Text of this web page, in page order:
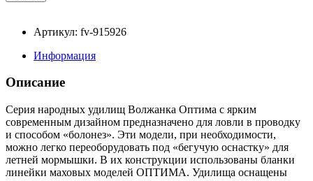
Артикул: fv-915926
Информация
Описание
Серия народных удилищ Волжанка Оптима с ярким
современным дизайном предназначено для ловли в проводку
и способом «болонез». Эти модели, при необходимости,
можно легко переоборудовать под «бегучую оснастку» для
летней мормышки. В их конструкции использованы бланки
линейки маховых моделей ОПТИМА. Удилища оснащены